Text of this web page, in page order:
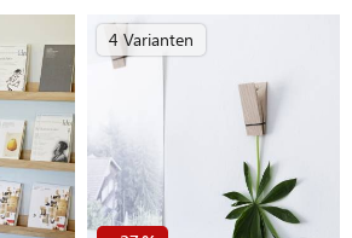
Nöten
4 Varianten